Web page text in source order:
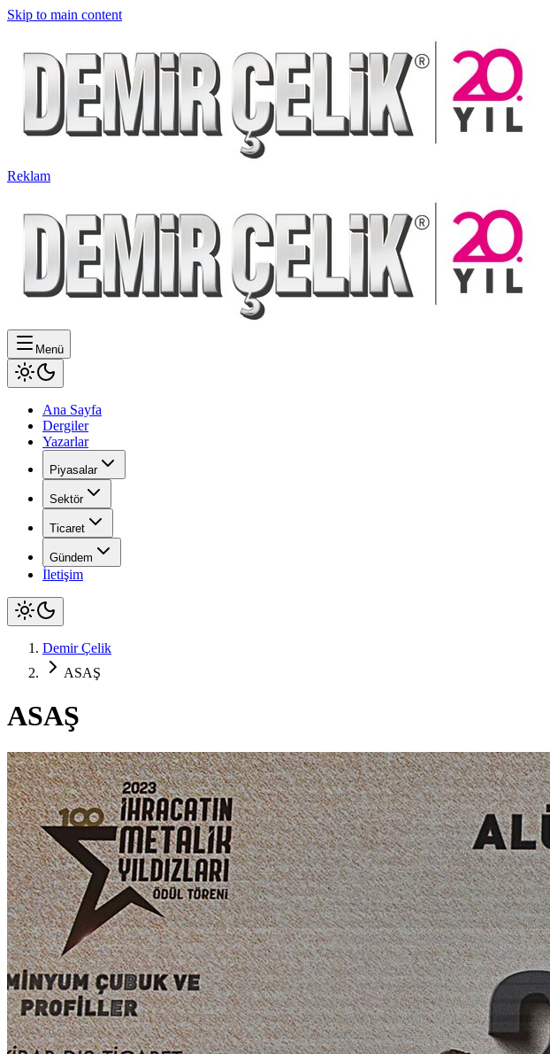
Skip to main content
Reklam
Menü
Ana Sayfa
Dergiler
Yazarlar
Piyasalar
Sektör
Ticaret
Gündem
İletişim
Demir Çelik
ASAŞ
ASAŞ